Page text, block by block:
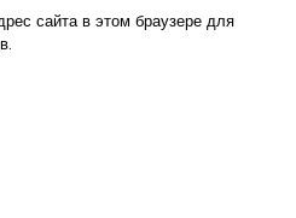
сайта в этом браузере для